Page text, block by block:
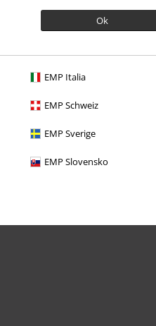
Ok
EMP Italia
EMP Schweiz
EMP Sverige
EMP Slovensko